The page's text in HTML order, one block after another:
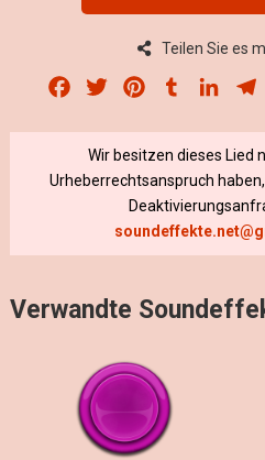
Teilen Sie es
Facebook
Twitter PinterestTumblr
Wir besitzen dieses Lied
Urheberrechtsanspruch
Verwandte